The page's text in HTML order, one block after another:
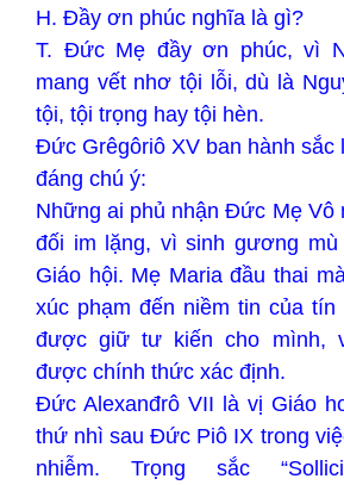
H. Đầy ơn phúc nghĩa là gì?
T. Đức Mẹ đầy ơn phúc, vì
mang vết nhơ tội lỗi, dù là
tội, tội trọng hay tội hèn.
Đức Grêgôriô XV ban hành sắc
đáng chú ý:
Những ai phủ nhận Đức Mẹ Vô
đối im lặng, vì sinh gương
Giáo hội. Mẹ Maria đầu thai
xúc phạm đến niềm tin của tín
được giữ tư kiến cho mình,
được chính thức xác định.
Đức Alexanđrô VII là vị Giáo
thứ nhì sau Đức Piô IX trong
nhiễm. Trọng sắc